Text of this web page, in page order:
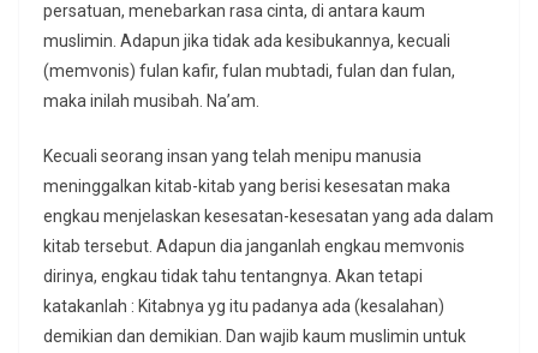
persatuan, menebarkan rasa cinta, di antara kaum
muslimin. Adapun jika tidak ada kesibukannya, kecuali
(memvonis) fulan kafir, fulan mubtadi, fulan dan fulan,
maka inilah musibah. Na’am.
Kecuali seorang insan yang telah menipu manusia
meninggalkan kitab-kitab yang berisi kesesatan maka
engkau menjelaskan kesesatan-kesesatan yang ada dalam
kitab tersebut. Adapun dia janganlah engkau memvonis
dirinya, engkau tidak tahu tentangnya. Akan tetapi
katakanlah : Kitabnya yg itu padanya ada (kesalahan)
demikian dan demikian. Dan wajib kaum muslimin untuk